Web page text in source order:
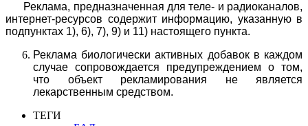
Реклама, предназначенная для теле- и радиоканалов,
интернет-ресурсов содержит информацию, указанную в
подпунктах 1), 6), 7), 9) и 11) настоящего пункта.
Реклама биологически активных добавок в каждом
случае сопровождается предупреждением о том,
что объект рекламирования не является
лекарственным средством.
ТЕГИ